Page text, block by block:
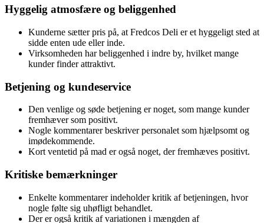
Hyggelig atmosfære og beliggenhed
Kunderne sætter pris på, at Fredcos Deli er et hyggeligt sted at
sidde enten ude eller inde.
Virksomheden har beliggenhed i indre by, hvilket mange
kunder finder attraktivt.
Betjening og kundeservice
Den venlige og søde betjening er noget, som mange kunder
fremhæver som positivt.
Nogle kommentarer beskriver personalet som hjælpsomt og
imødekommende.
Kort ventetid på mad er også noget, der fremhæves positivt.
Kritiske bemærkninger
Enkelte kommentarer indeholder kritik af betjeningen, hvor
nogle følte sig uhøfligt behandlet.
Der er også kritik af variationen i mængden af